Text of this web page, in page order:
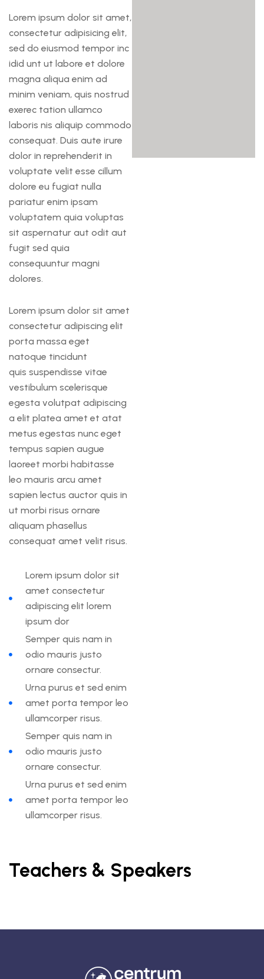
Lorem ipsum dolor sit amet,
consectetur adipisicing elit,
sed do eiusmod tempor inc
idid unt ut labore et dolore
magna aliqua enim ad
minim veniam, quis nostrud
exerec tation ullamco
laboris nis aliquip commodo
consequat. Duis aute irure
dolor in reprehenderit in
voluptate velit esse cillum
dolore eu fugiat nulla
pariatur enim ipsam
voluptatem quia voluptas
sit aspernatur aut odit aut
fugit sed quia
consequuntur magni
dolores.
Lorem ipsum dolor sit amet
consectetur adipiscing elit
porta massa eget
natoque tincidunt
quis suspendisse vitae
vestibulum scelerisque
egesta volutpat adipiscing
a elit platea amet et atat
metus egestas nunc eget
tempus sapien augue
laoreet morbi habitasse
leo mauris arcu amet
sapien lectus auctor quis in
ut morbi risus ornare
aliquam phasellus
consequat amet velit risus.
Lorem ipsum dolor sit
amet consectetur
adipiscing elit lorem
ipsum dor
Semper quis nam in
odio mauris justo
ornare consectur.
Urna purus et sed enim
amet porta tempor leo
ullamcorper risus.
Semper quis nam in
odio mauris justo
ornare consectur.
Urna purus et sed enim
amet porta tempor leo
ullamcorper risus.
Teachers & Speakers